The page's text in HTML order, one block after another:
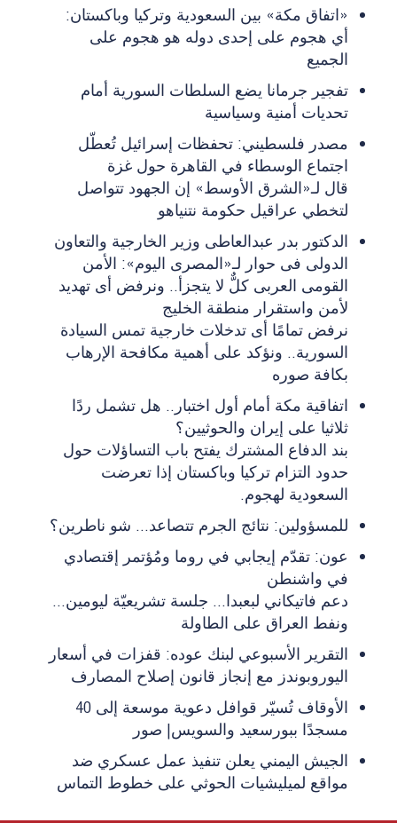
«اتفاق مكة» بين السعودية وتركيا وباكستان:
أي هجوم على إحدى دوله هو هجوم على
الجميع
تفجير جرمانا يضع السلطات السورية أمام
تحديات أمنية وسياسية
مصدر فلسطيني: تحفظات إسرائيل تُعطّل
اجتماع الوسطاء في القاهرة حول غزة
قال لـ«الشرق الأوسط» إن الجهود تتواصل
لتخطي عراقيل حكومة نتنياهو
الدكتور بدر عبدالعاطى وزير الخارجية والتعاون
الدولى فى حوار لـ«المصرى اليوم»: الأمن
القومى العربى كلٌّ لا يتجزأ.. ونرفض أى تهديد
لأمن واستقرار منطقة الخليج
نرفض تمامًا أى تدخلات خارجية تمس السيادة
السورية.. ونؤكد على أهمية مكافحة الإرهاب
بكافة صوره
اتفاقية مكة أمام أول اختبار.. هل تشمل ردًا
ثلاثيا على إيران والحوثيين؟
بند الدفاع المشترك يفتح باب التساؤلات حول
حدود التزام تركيا وباكستان إذا تعرضت
السعودية لهجوم.
للمسؤولين: نتائج الجرم تتصاعد... شو ناطرين؟
عون: تقدّم إيجابي في روما ومُؤتمر إقتصادي
في واشنطن
دعم فاتيكاني لبعبدا... جلسة تشريعيّة ليومين...
ونفط العراق على الطاولة
التقرير الأسبوعي لبنك عوده: قفزات في أسعار
اليوروبوندز مع إنجاز قانون إصلاح المصارف
الأوقاف تُسيّر قوافل دعوية موسعة إلى 40
مسجدًا ببورسعيد والسويس| صور
الجيش اليمني يعلن تنفيذ عمل عسكري ضد
مواقع لميليشيات الحوثي على خطوط التماس